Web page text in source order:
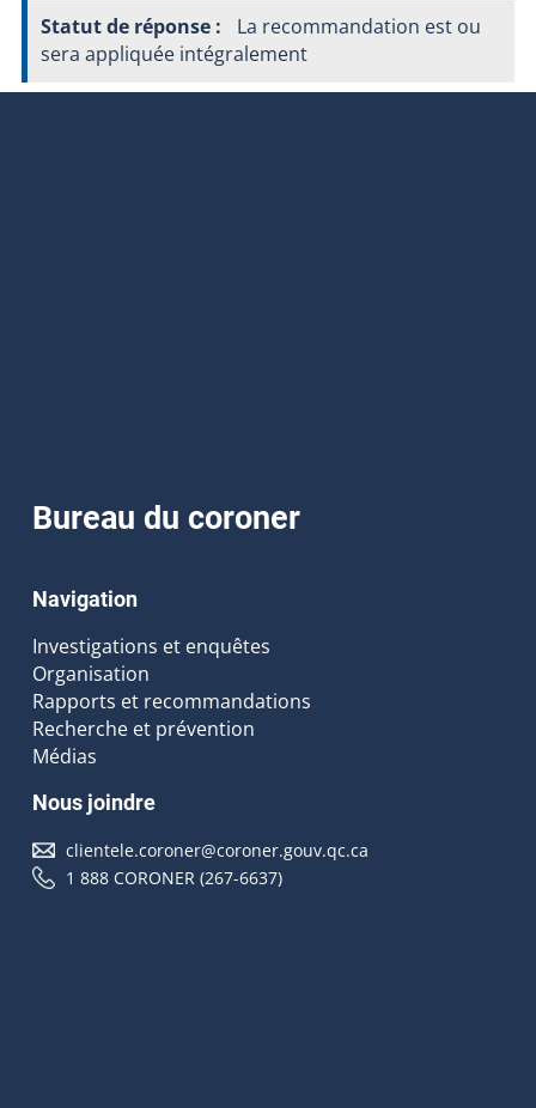
La recommandation est ou
sera appliquée intégralement
Bureau du coroner
Navigation
Investigations et enquêtes
Organisation
Rapports et recommandations
Recherche et prévention
Médias
Nous joindre
clientele.coroner@coroner.gouv.qc.ca
1 888 CORONER (267-6637)